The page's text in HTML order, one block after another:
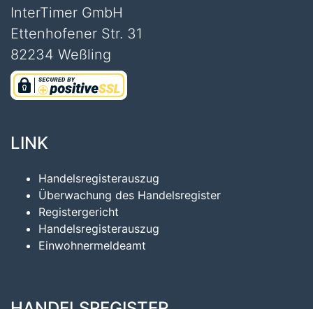
InterTimer GmbH
Ettenhofener Str. 31
82234 Weßling
LINK
Handelsregisterauszug
Überwachung des Handelsregister
Registergericht
Handelsregisterauszug
Einwohnermeldeamt